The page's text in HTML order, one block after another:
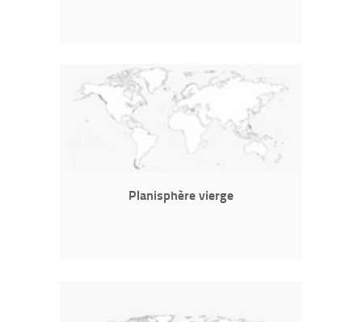
Planisphère vierge